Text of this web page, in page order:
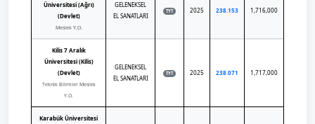
Üniversitesi (Ağrı)
(Devlet)
Meslek Y.O.
GELENEKSEL
EL SANATLARI
TYT 2025 238.153 1,716,000
Kilis 7 Aralık
Üniversitesi (Kilis)
(Devlet)
Teknik Bilimler Meslek
Y.O.
GELENEKSEL
EL SANATLARI
TYT 2025 238.071 1,717,000
Karabük Üniversitesi